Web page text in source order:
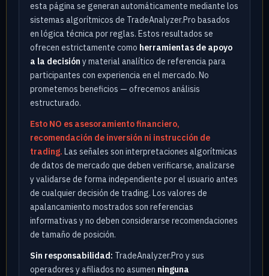
esta página se generan automáticamente mediante los
sistemas algorítmicos de TradeAnalyzer.Pro basados
en lógica técnica por reglas. Estos resultados se
ofrecen estrictamente como herramientas de apoyo
a la decisión y material analítico de referencia para
participantes con experiencia en el mercado. No
prometemos beneficios — ofrecemos análisis
estructurado.
Esto NO es asesoramiento financiero,
recomendación de inversión ni instrucción de
trading. Las señales son interpretaciones algorítmicas
de datos de mercado que deben verificarse, analizarse
y validarse de forma independiente por el usuario antes
de cualquier decisión de trading. Los valores de
apalancamiento mostrados son referencias
informativas y no deben considerarse recomendaciones
de tamaño de posición.
Sin responsabilidad: TradeAnalyzer.Pro y sus
operadores y afiliados no asumen ninguna